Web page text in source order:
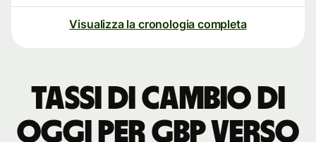
Visualizza la cronologia completa
Tassi di cambio di
oggi per GBP verso